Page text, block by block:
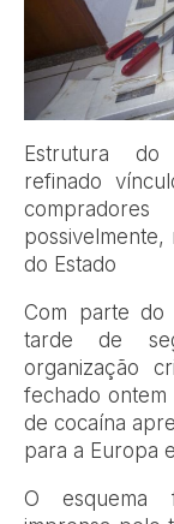
Estrutura do
refinado
do Estado
Com parte do
tarde de
organização
fechado
de cocaína
para a Europa
O esquema